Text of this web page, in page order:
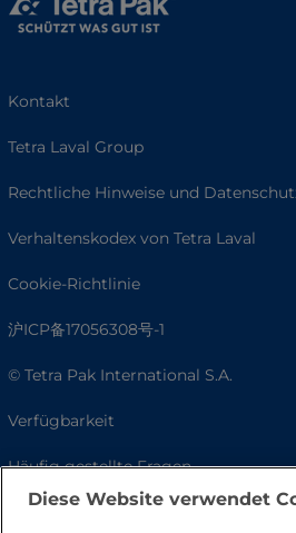
Kontakt
Tetra Laval Group
Rechtliche Hinweise und
Verhaltenskodex von Tetra Laval
Cookie-Richtlinie
沪ICP备17056308号-1
© Tetra Pak International S.A.
Verfügbarkeit
Häufig gestellte Fragen
Diese Website verwendet